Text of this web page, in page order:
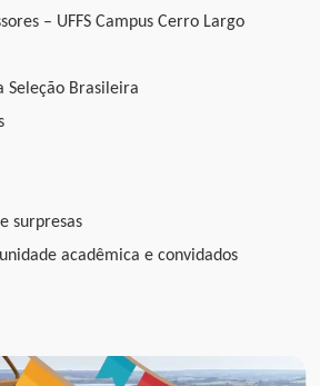
– UFFS Campus Cerro Largo
Seleção Brasileira
surpresas
acadêmica e convidados